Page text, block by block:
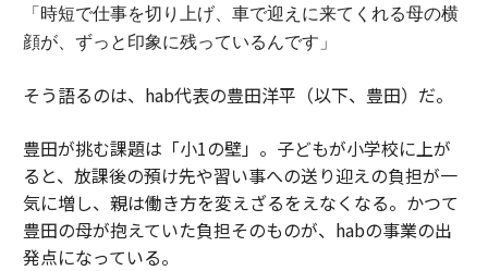
「時短で仕事を切り上げ、車で迎えに来てくれる母の横
顔が、ずっと印象に残っているんです」
そう語るのは、hab代表の豊田洋平（以下、豊田）だ。
豊田が挑む課題は「小1の壁」。子どもが小学校に上が
ると、放課後の預け先や習い事への送り迎えの負担が一
気に増し、親は働き方を変えざるをえなくなる。かつて
豊田の母が抱えていた負担そのものが、habの事業の出
発点になっている。